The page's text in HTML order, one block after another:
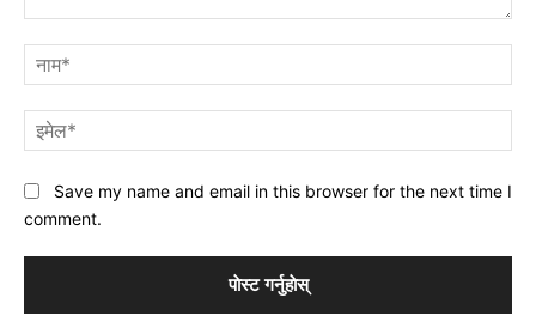
Save my name and email in this browser for the next time I
comment.